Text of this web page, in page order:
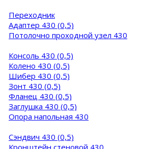
Переходник
Адаптер 430 (0,5)
Потолочно проходной узел 430
Консоль 430 (0,5)
Колено 430 (0,5)
Шибер 430 (0,5)
Зонт 430 (0,5)
Фланец 430 (0,5)
Заглушка 430 (0,5)
Опора напольная 430
Сэндвич 430 (0,5)
Кронштейн стеновой 430